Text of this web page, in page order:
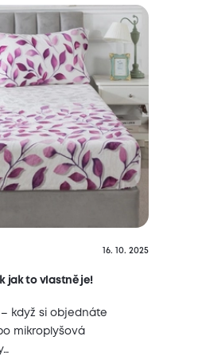
16. 10. 2025
jak to vlastně je!
když si objednáte
mikroplyšová